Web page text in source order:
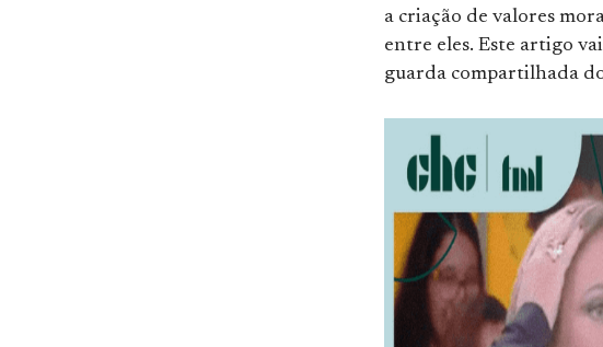
a criação de valores
entre eles. Este artigo
guarda compartilhada